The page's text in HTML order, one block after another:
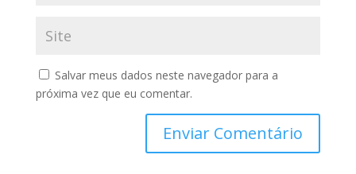
Salvar meus dados neste navegador para a
próxima vez que eu comentar.